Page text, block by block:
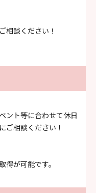
相談ください！
ント等に合わせて休日
ご相談ください！
得が可能です。